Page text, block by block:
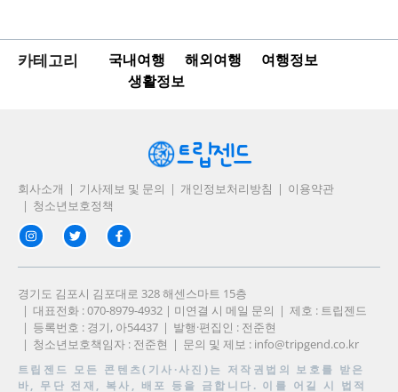
카테고리 국내여행 해외여행
여행정보
생활정보
회사소개 기사제보 및 문의 개인정보처리방침
이용약관
청소년보호정책
경기도 김포시 김포대로 328 해센스마트 15층
대표전화 : 070-8979-4932 | 미연결 시 메일 문의
제호 : 트립젠드
등록번호 : 경기, 아54437
발행·편집인 : 전준현
청소년보호책임자 : 전준현
문의 및 제보 : info@tripgend.co.kr
트립젠드 모든 콘텐츠(기사·사진)는 저작권법의 보호를 받은
바, 무단 전재, 복사, 배포 등을 금합니다. 이를 어길 시 법적